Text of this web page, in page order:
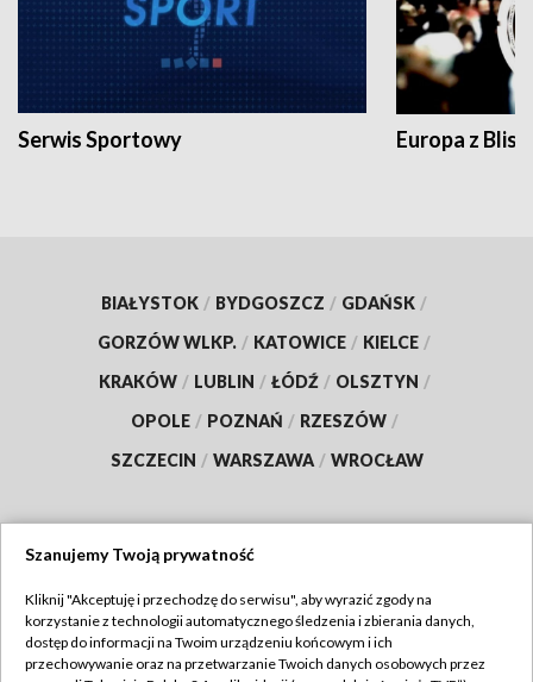
Serwis Sportowy Europa z
BIAŁYSTOK / BYDGOSZCZ / GDAŃSK /
GORZÓW WLKP. / KATOWICE / KIELCE /
KRAKÓW / LUBLIN / ŁÓDŹ / OLSZTYN /
OPOLE / POZNAŃ / RZESZÓW /
SZCZECIN / WARSZAWA / WROCŁAW
TVP
Abonament TVP
Regulamin TVP
Szanujemy Twoją prywatność
Kliknij "Akceptuję i przechodzę do serwisu", aby wyrazić zgody na
korzystanie z technologii automatycznego śledzenia i zbierania danych,
dostęp do informacji na Twoim urządzeniu końcowym i ich
przechowywanie oraz na przetwarzanie Twoich danych osobowych przez